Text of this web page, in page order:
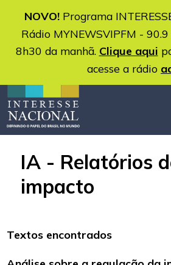
NOVO!Programa
Rádio MYNEWSVIPFM -
8h30 da manhã. Clique aqui
acesse a rádio
IA - Relatórios
impacto
Textos encontrados